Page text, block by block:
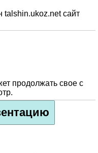
сайт
продолжать свое с